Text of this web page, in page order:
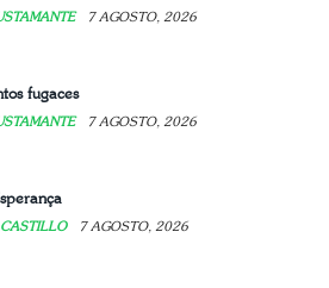
7 AGOSTO, 2026
fugaces
7 AGOSTO, 2026
CASTILLO 7 AGOSTO, 2026